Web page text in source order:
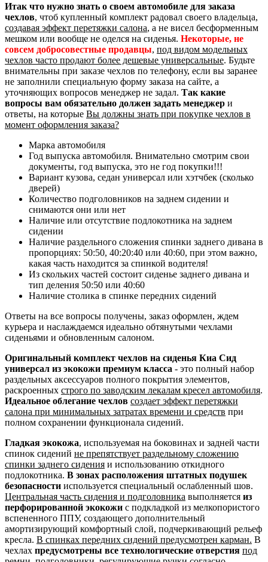
Итак что нужно знать о своем автомобиле для заказа
чехлов, чтоб купленный комплект радовал своего владельца,
создавая эффект перетяжки салона, а не висел бесформенным
мешком или вообще не оделся на сиденья. Некоторые, не
совсем добросовестные продавцы, под видом модельных
чехлов часто продают более дешевые универсальные. Будьте
внимательны при заказе чехлов по телефону, если вы заранее
не заполнили специальную форму заказа на сайте, а
уточняющих вопросов менеджер не задал. Так какие
вопросы вам обязательно должен задать менеджер и
ответы, на которые Вы должны знать при покупке чехлов в
момент оформления заказа?
Марка автомобиля
Год выпуска автомобиля. Внимательно смотрим свои
документы, год выпуска, это не год покупки!!!
Вариант кузова, седан универсал или хэтчбек (сколько
дверей)
Количество подголовников на заднем сидении и
снимаются они или нет
Наличие или отсутствие подлокотника на заднем
сидении
Наличие раздельного сложения спинки заднего дивана в
пропорциях: 50:50, 40:20:40 или 40:60, при этом важно,
какая часть находится за спинкой водителя!
Из скольких частей состоит сиденье заднего дивана и
тип деления 50:50 или 40:60
Наличие столика в спинке передних сидений
Ответы на все вопросы получены, заказ оформлен, ждем
курьера и наслаждаемся идеально обтянутыми чехлами
сиденьями и обновленным салоном.
Оригинальный комплект чехлов на сиденья Киа Сид
универсал из экокожи премиум класса - это полный набор
раздельных аксессуаров полного покрытия элементов,
раскроенных строго по заводским лекалам кресел автомобиля.
Идеальное облегание чехлов создает эффект перетяжки
салона при минимальных затратах времени и средств при
полном сохранении функционала сидений.
Гладкая экокожа, используемая на боковинах и задней части
спинок сидений не препятствует раздельному сложению
спинки заднего сидения и использованию откидного
подлокотника. В зонах расположения штатных подушек
безопасности используется специальный ослабленный шов.
Центральная часть сидения и подголовника выполняется из
перфорированной экокожи с подкладкой из мелкопористого
вспененного ППУ, создающего дополнительный
амортизирующий комфортный слой, подчеркивающий рельеф
кресла. В спинках передних сидений предусмотрен карман. В
чехлах предусмотрены все технологические отверстия под